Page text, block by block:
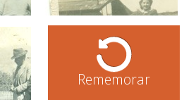
Rememorar